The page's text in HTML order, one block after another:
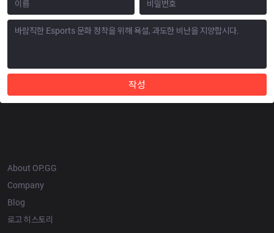
작성
About OP.GG
Company
Blog
로고 히스토리